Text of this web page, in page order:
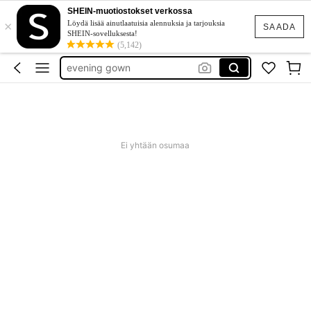
SAADA
×
SHEIN-muotiostokset verkossa
Löydä lisää ainutlaatuisia alennuksia ja tarjouksia
SHEIN-sovelluksesta!
(5,142)
goth clothing
unice
evening gown
tunika plus size
Ei yhtään osumaa